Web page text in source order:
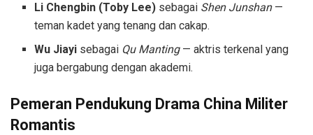
Li Chengbin (Toby Lee) sebagai Shen Junshan—
teman kadet yang tenang dan cakap.
Wu Jiayi sebagai Qu Manting— aktris terkenal yang
juga bergabung dengan akademi.
Pemeran Pendukung Drama China Militer
Romantis